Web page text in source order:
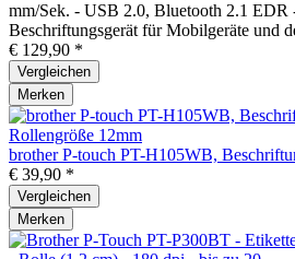
mm/Sek. - USB 2.0, Bluetooth 2.1 EDR
Beschriftungsgerät für Mobilgeräte und
€ 129,90 *
Vergleichen
Merken
brother P-touch PT-H105WB,
€ 39,90 *
Vergleichen
Merken